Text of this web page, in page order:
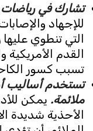
ت شارك في رياضات
للإجهاد والإصابات
التي تنطوي عليها
القدم الأمريكية
تسبب كسور
تستخدم أساليب أو
ملائمة. يمكن
الأحذية شديدة